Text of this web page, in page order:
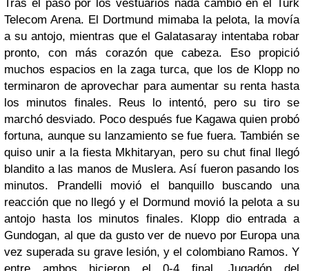
Tras el paso por los vestuarios nada cambió en el Turk
Telecom Arena. El Dortmund mimaba la pelota, la movía
a su antojo, mientras que el Galatasaray intentaba robar
pronto, con más corazón que cabeza. Eso propició
muchos espacios en la zaga turca, que los de Klopp no
terminaron de aprovechar para aumentar su renta hasta
los minutos finales. Reus lo intentó, pero su tiro se
marchó desviado. Poco después fue Kagawa quien probó
fortuna, aunque su lanzamiento se fue fuera. También se
quiso unir a la fiesta Mkhitaryan, pero su chut final llegó
blandito a las manos de Muslera. Así fueron pasando los
minutos. Prandelli movió el banquillo buscando una
reacción que no llegó y el Dormund movió la pelota a su
antojo hasta los minutos finales. Klopp dio entrada a
Gundogan, al que da gusto ver de nuevo por Europa una
vez superada su grave lesión, y el colombiano Ramos. Y